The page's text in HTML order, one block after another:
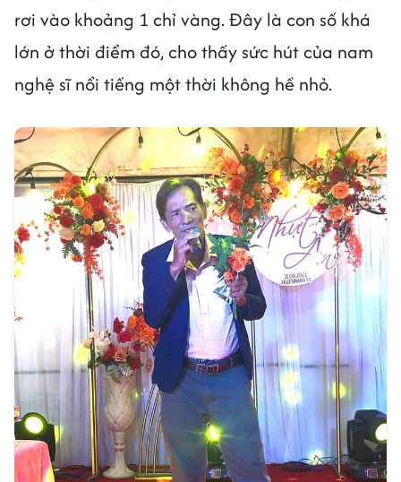
rơi vào khoảng 1 chỉ vàng. Đây là con số khá
lớn ở thời điểm đó, cho thấy sức hút của nam
nghệ sĩ nổi tiếng một thời không hề nhỏ.